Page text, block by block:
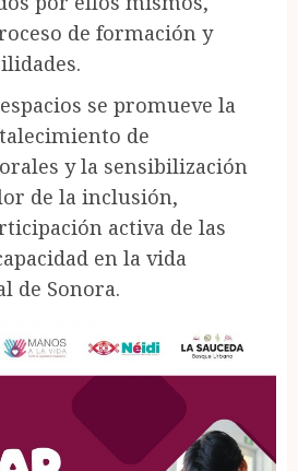
de formación y
se promueve la
de
y la sensibilización
de la inclusión,
activa de las
en la vida
de Sonora.